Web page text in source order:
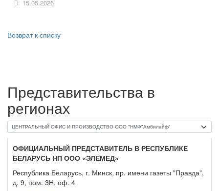
15.05.2026
Возврат к списку
Представительства в
регионах
ОФИЦИАЛЬНЫЙ ПРЕДСТАВИТЕЛЬ В РЕСПУБЛИКЕ
БЕЛАРУСЬ НП ООО «ЭЛЕМЕД»
Республика Беларусь, г. Минск, пр. имени газеты "Правда",
д. 9, пом. 3Н, оф. 4